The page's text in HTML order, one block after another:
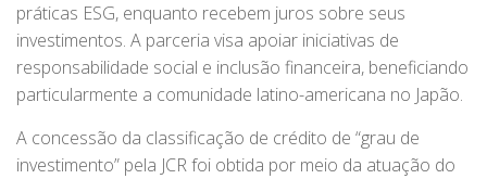
práticas ESG, enquanto recebem juros sobre seus
investimentos. A parceria visa apoiar iniciativas de
responsabilidade social e inclusão financeira, beneficiando
particularmente a comunidade latino-americana no Japão.
A concessão da classificação de crédito de “grau de
investimento” pela JCR foi obtida por meio da atuação do